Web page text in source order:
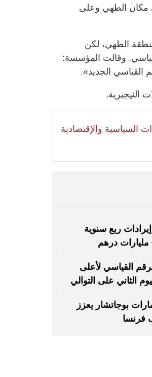
مكان الطهي وعلى
الطهي، لكن
وقالت المؤسسة:
القياسي الجديد».
النيجيرية.
السياسية والإقتصادية
ربع سنوية
القياسي لأعلى
الثاني على التوالي
بوجاتشار يعزز
فرنسا